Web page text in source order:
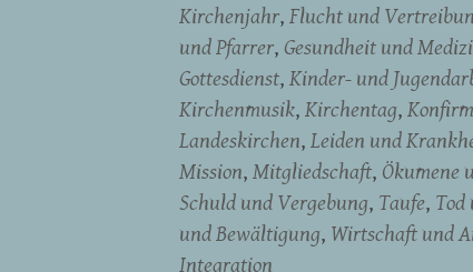
Kirchenjahr Flucht und
und Pfarrer Gesundheit und
Gottesdienst Kinder- und
Kirchenmusik Kirchentag
Landeskirchen Leiden und
Mission Mitgliedschaft Ökumene
Schuld und Vergebung Taufe
und Bewältigung Wirtschaft und
Integration